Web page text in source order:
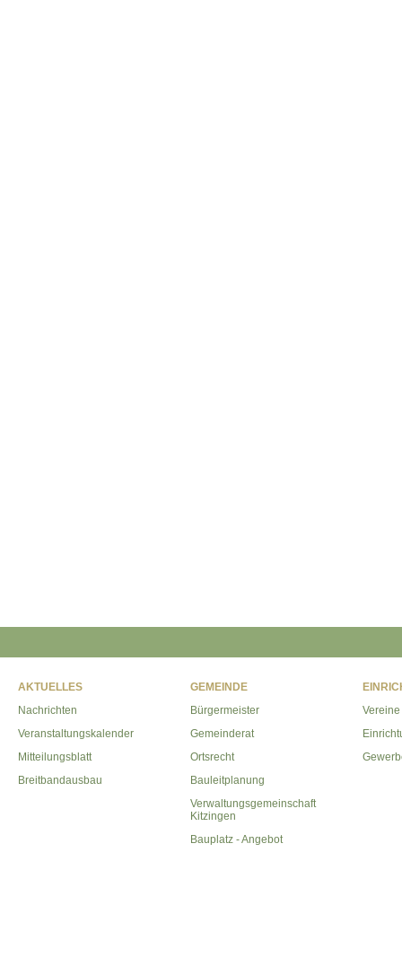
AKTUELLES
Nachrichten
Veranstaltungskalender
Mitteilungsblatt
Breitbandausbau
GEMEINDE
Bürgermeister
Gemeinderat
Ortsrecht
Bauleitplanung
Verwaltungsgemeinschaft
Kitzingen
Bauplatz - Angebot